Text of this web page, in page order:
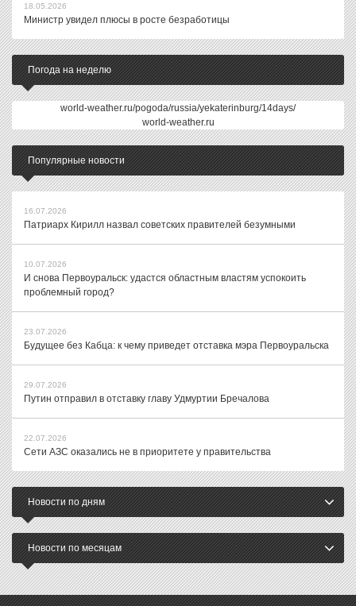
18.05.2026
Министр увидел плюсы в росте безработицы
Погода на неделю
world-weather.ru/pogoda/russia/yekaterinburg/14days/
world-weather.ru
Популярные новости
16.07.2026
Патриарх Кирилл назвал советских правителей безумными
10.07.2026
И снова Первоуральск: удастся областным властям успокоить
проблемный город?
23.07.2026
Будущее без Кабца: к чему приведет отставка мэра Первоуральска
29.07.2026
Путин отправил в отставку главу Удмуртии Бречалова
22.07.2026
Сети АЗС оказались не в приоритете у правительства
Новости по дням
Новости по месяцам